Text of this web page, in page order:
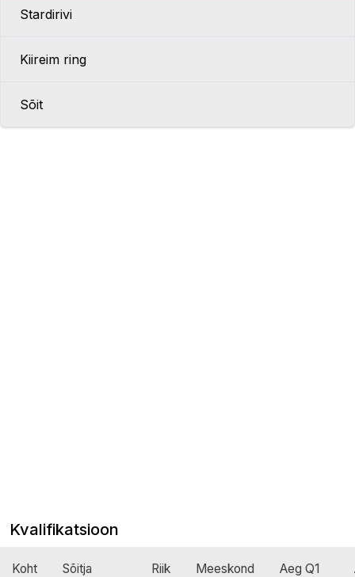
Stardirivi
Kiireim ring
Sõit
Kvalifikatsioon
Koht Sõitja Riik Meeskond Aeg Q1